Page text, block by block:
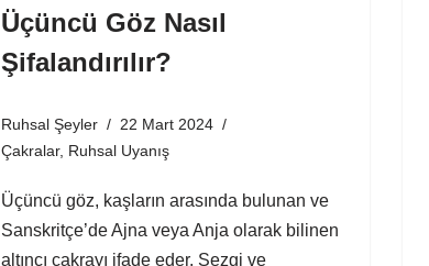
Üçüncü Göz Nasıl
Şifalandırılır?
Ruhsal Şeyler
22 Mart 2024
Çakralar, Ruhsal Uyanış
Üçüncü göz, kaşların arasında bulunan ve
Sanskritçe’de Ajna veya Anja olarak bilinen
altıncı çakrayı ifade eder. Sezgi ve